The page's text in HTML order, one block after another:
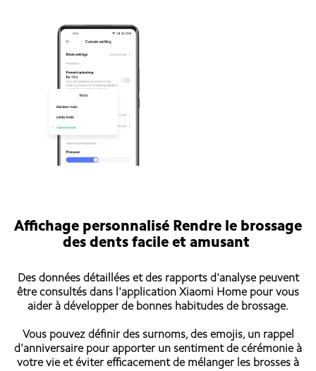
Affichage personnalisé Rendre le brossage
des dents facile et amusant
Des données détaillées et des rapports d'analyse peuvent
être consultés dans l'application Xiaomi Home pour vous
aider à développer de bonnes habitudes de brossage.
Vous pouvez définir des surnoms, des emojis, un rappel
d'anniversaire pour apporter un sentiment de cérémonie à
votre vie et éviter efficacement de mélanger les brosses à